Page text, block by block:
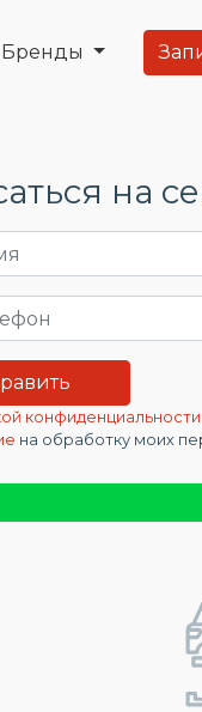
Бренды
на
конфиденциальности
на обработку моих